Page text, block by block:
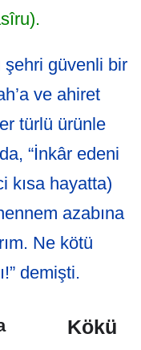
şehri güvenli bir
ve ahiret
türlü ürünle
“İnkâr edeni
kısa hayatta)
azabına
Ne kötü
demişti.
Kökü